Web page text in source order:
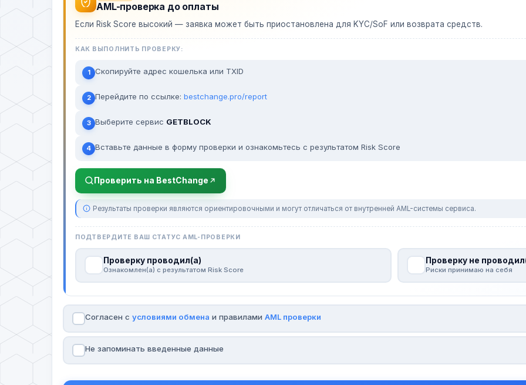
AML-проверка до оплаты
Если Risk Score высокий — заявка может быть приостановлена для KYC/SoF или возврата средств.
КАК ВЫПОЛНИТЬ ПРОВЕРКУ:
1 Скопируйте адрес кошелька или TXID
2 Перейдите по ссылке: bestchange.pro/report
3 Выберите сервис GETBLOCK
4 Вставьте данные в форму проверки и ознакомьтесь с результатом Risk Score
Проверить на BestChange
Результаты проверки являются ориентировочными и могут отличаться от внутренней AML-системы сервиса.
ПОДТВЕРДИТЕ ВАШ СТАТУС AML-ПРОВЕРКИ
Проверку проводил(а)
Ознакомлен(а) с результатом Risk Score
Проверку не
Риски принимаю на себя
Согласен с условиями обмена и правилами AML проверки
Не запоминать введенные данные